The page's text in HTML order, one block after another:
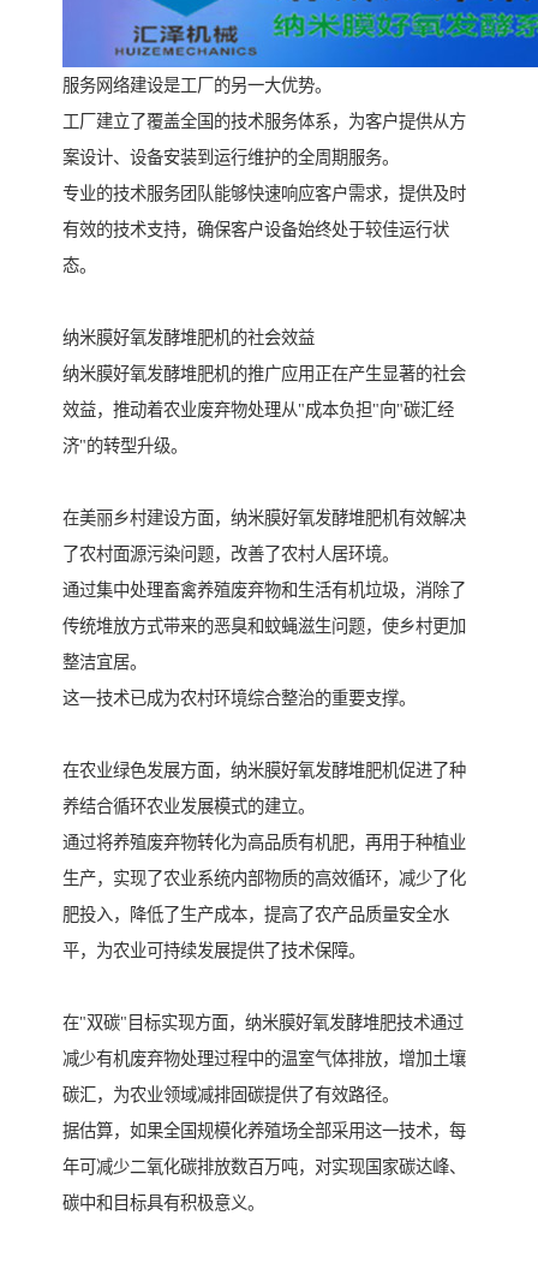
服务网络建设是工厂的另一大优势。
工厂建立了覆盖全国的技术服务体系，为客户提供从方
案设计、设备安装到运行维护的全周期服务。
专业的技术服务团队能够快速响应客户需求，提供及时
有效的技术支持，确保客户设备始终处于较佳运行状
态。
纳米膜好氧发酵堆肥机的社会效益
纳米膜好氧发酵堆肥机的推广应用正在产生显著的社会
效益，推动着农业废弃物处理从"成本负担"向"碳汇经
济"的转型升级。
在美丽乡村建设方面，纳米膜好氧发酵堆肥机有效解决
了农村面源污染问题，改善了农村人居环境。
通过集中处理畜禽养殖废弃物和生活有机垃圾，消除了
传统堆放方式带来的恶臭和蚊蝇滋生问题，使乡村更加
整洁宜居。
这一技术已成为农村环境综合整治的重要支撑。
在农业绿色发展方面，纳米膜好氧发酵堆肥机促进了种
养结合循环农业发展模式的建立。
通过将养殖废弃物转化为高品质有机肥，再用于种植业
生产，实现了农业系统内部物质的高效循环，减少了化
肥投入，降低了生产成本，提高了农产品质量安全水
平，为农业可持续发展提供了技术保障。
在"双碳"目标实现方面，纳米膜好氧发酵堆肥技术通过
减少有机废弃物处理过程中的温室气体排放，增加土壤
碳汇，为农业领域减排固碳提供了有效路径。
据估算，如果全国规模化养殖场全部采用这一技术，每
年可减少二氧化碳排放数百万吨，对实现国家碳达峰、
碳中和目标具有积极意义。